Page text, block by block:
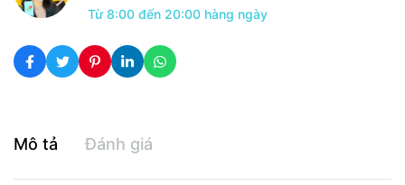
Từ 8:00 đến 20:00 hàng ngày
Mô tả Đánh giá